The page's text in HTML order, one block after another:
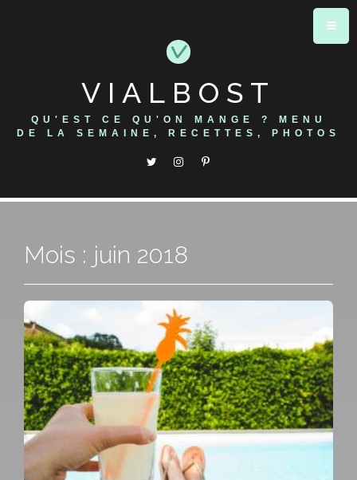
VIALBOST
QU'EST CE QU'ON MANGE ? MENU
DE LA SEMAINE, RECETTES, PHOTOS
Mois : juin 2018